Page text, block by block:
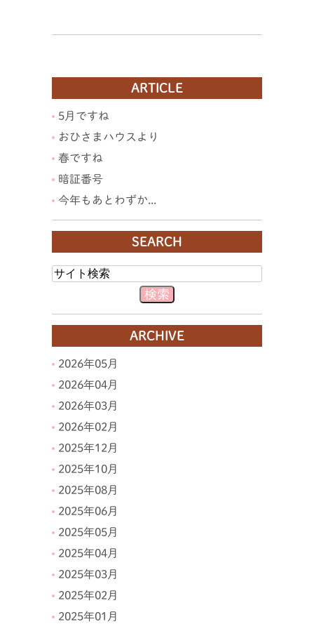
ARTICLE
5月ですね
おひさまハウスより
春ですね
暗証番号
今年もあとわずか...
SEARCH
ARCHIVE
2026年05月
2026年04月
2026年03月
2026年02月
2025年12月
2025年10月
2025年08月
2025年06月
2025年05月
2025年04月
2025年03月
2025年02月
2025年01月